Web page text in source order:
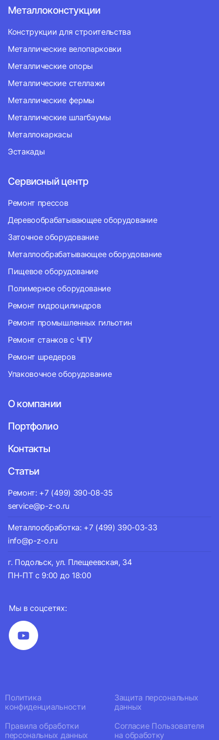
Мы в соцсетях:
Металлоконстукции
Конструкции для строительства
Металлические велопарковки
Металлические опоры
Металлические стеллажи
Металлические фермы
Металлические шлагбаумы
Металлокаркасы
Эстакады
Сервисный центр
Ремонт прессов
Деревообрабатывающее оборудование
Заточное оборудование
Металлообрабатывающее оборудование
Пищевое оборудование
Полимерное оборудование
Ремонт гидроцилиндров
Ремонт промышленных гильотин
Ремонт станков с ЧПУ
Ремонт шредеров
Упаковочное оборудование
О компании
Портфолио
Контакты
Статьи
Ремонт: +7 (499) 390-08-35
service@p-z-o.ru
Металлообработка: +7 (499) 390-03-33
info@p-z-o.ru
г. Подольск, ул. Плещеевская, 34
ПН-ПТ с 9:00 до 18:00
Политика
конфиденциальности
Защита персональных
данных
Правила обработки
персональных данных
Согласие Пользователя
на обработку